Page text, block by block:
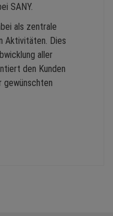
SANY.
als zentrale
Aktivitäten. Dies
aller
den Kunden
gewünschten